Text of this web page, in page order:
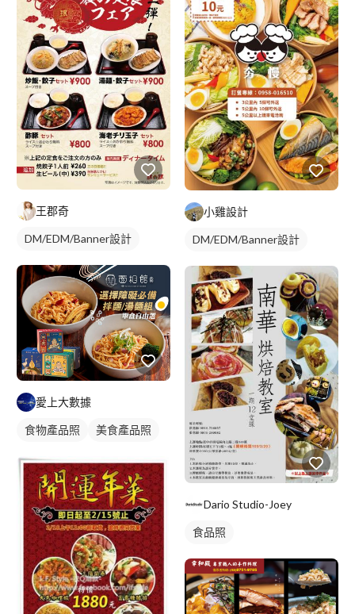
王郡奇
DM/EDM/Banner設計
愛上大數據
食物產品照 美食產品照
小雞設計
DM/EDM/Banner設計
Dario Studio-Joey
食品照